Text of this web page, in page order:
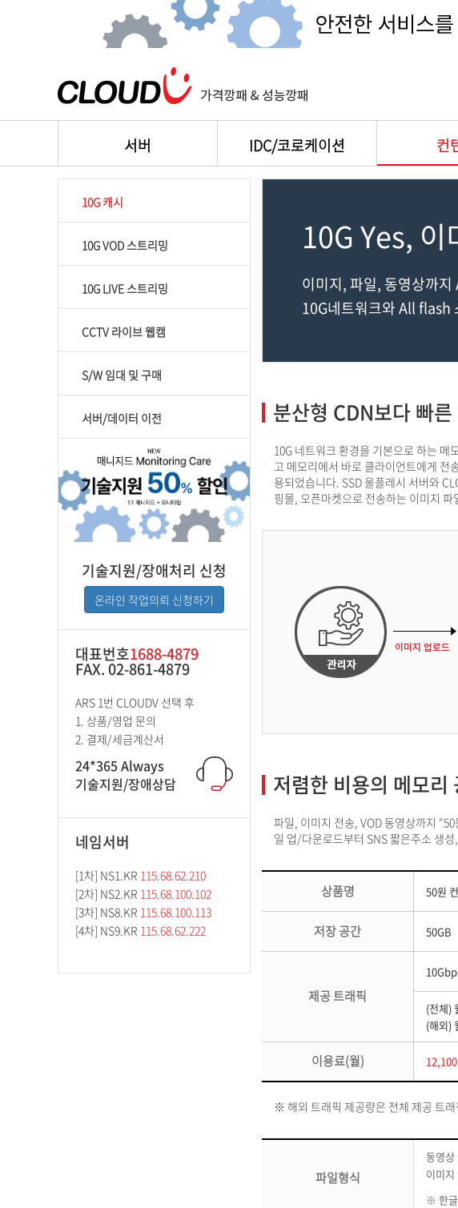
서버 IDC/코로케이션 컨
10G 캐시
10G VOD 스트리밍
10G LIVE 스트리밍
CCTV 라이브 웹캠
S/W 임대 및 구매
서버/데이터 이전
기술지원/장애처리 신청
온라인 작업의뢰 신청하기
대표번호1688-4879
FAX. 02-861-4879
ARS 1번 CLOUDV 선택 후
1. 상품/영업 문의
2. 결제/세금계산서
24*365 Always
기술지원/장애상담
네임서버
[1차] NS1.KR 115.68.62.210
[2차] NS2.KR 115.68.100.102
[3차] NS8.KR 115.68.100.113
[4차] NS9.KR 115.68.62.222
10G Yes, 이
이미지, 파일, 동영상까
10G네트워크와 All flash
분산형 CDN보다 빠
10G 네트워크 환경을 기본으로 하는
고 메모리에서 바로 클라이언트에게 전
용되었습니다. SSD 올플레시 서버와
핑몰, 오픈마켓으로 전송하는 이미지
저렴한 비용의 메모리
파일, 이미지 전송, VOD 동영상까지
일 업/다운로드부터 SNS 짧은주소 생
상품명 50원
저장 공간 50GB
제공 트래픽
(전체)
(해외)
이용료(월)
※ 해외 트래픽 제공량은 전체 제공 트
파일형식
동영상
이미
※ 한글